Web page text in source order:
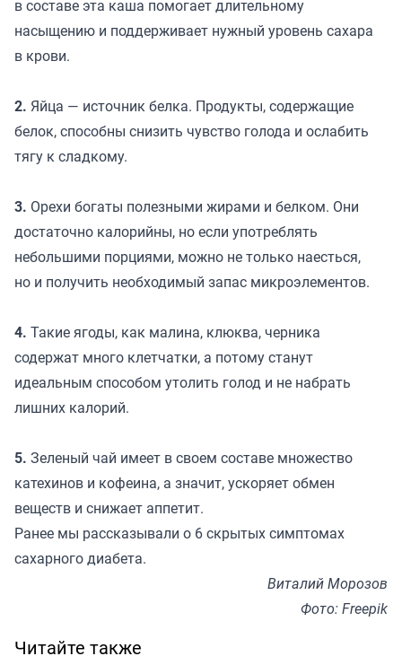
в составе эта каша помогает длительному
насыщению и поддерживает нужный уровень сахара
в крови.
2. Яйца — источник белка. Продукты, содержащие
белок, способны снизить чувство голода и ослабить
тягу к сладкому.
3. Орехи богаты полезными жирами и белком. Они
достаточно калорийны, но если употреблять
небольшими порциями, можно не только наесться,
но и получить необходимый запас микроэлементов.
4. Такие ягоды, как малина, клюква, черника
содержат много клетчатки, а потому станут
идеальным способом утолить голод и не набрать
лишних калорий.
5. Зеленый чай имеет в своем составе множество
катехинов и кофеина, а значит, ускоряет обмен
веществ и снижает аппетит.
Ранее мы рассказывали о 6 скрытых симптомах
сахарного диабета.
Виталий Морозов
Фото: Freepik
Читайте также